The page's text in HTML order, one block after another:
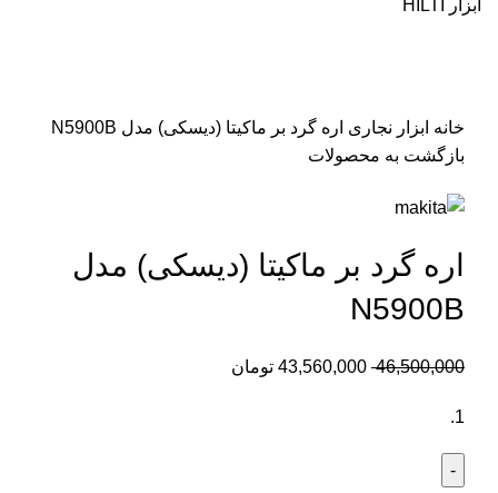
خانه ابزار نجاری اره گرد بر ماکیتا (دیسکی) مدل N5900B
بازگشت به محصولات
اره گرد بر ماکیتا (دیسکی) مدل
N5900B
46,500,000
43,560,000 تومان